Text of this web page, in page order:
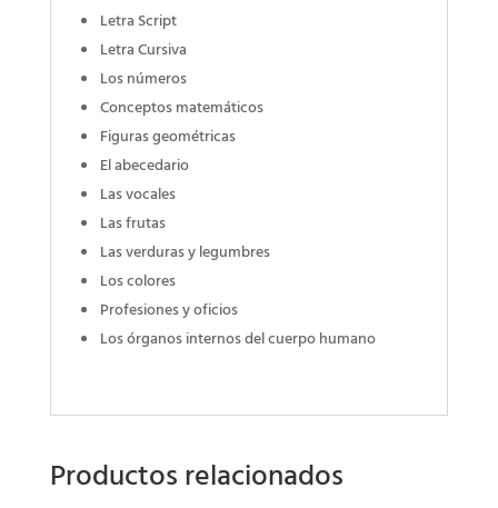
Letra Script
Letra Cursiva
Los números
Conceptos matemáticos
Figuras geométricas
El abecedario
Las vocales
Las frutas
Las verduras y legumbres
Los colores
Profesiones y oficios
Los órganos internos del cuerpo humano
Productos relacionados